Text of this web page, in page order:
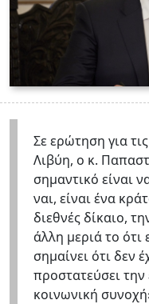
Σε ερώτηση για
Λιβύη, ο κ.
σημαντικό είναι
ναι, είναι ένα
διεθνές δίκαιο,
άλλη μεριά το ότι
σημαίνει ότι δεν
προστατεύσει
κοινωνική